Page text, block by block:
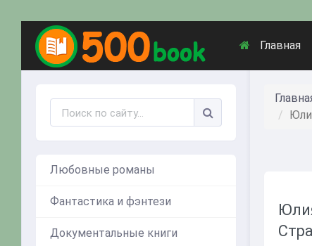
Главная
Любовные романы
Фантастика и фэнтези
Документальные книги